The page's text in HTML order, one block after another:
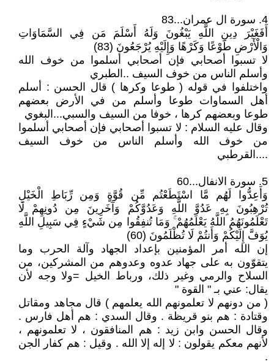
4. سورة ال عمران...83
أَفَغَيْرَ دِينِ اللَّهِ يَبْغُونَ وَلَهُ أَسْلَمَ مَن فِي السَّمَاوَاتِ
وَالْأَرْضِ طَوْعًا وَكَرْهًا وَإِلَيْهِ يُرْجَعُونَ (83)
لا تسبوا أصحابي فإن أصحابي أسلموا من خوف الله
وأسلم الناس من خوف السيف ..الطبري
واختلفوا في قوله ( طوعا وكرها ) قال الحسن : أسلم
أهل السماوات طوعا وأسلم من في الأرض بعضهم
طوعا وبعضهم كرها ، خوفا من السيف والسبي...البغوي
وقال عليه السلام : لا تسبوا أصحابي فإن أصحابي أسلموا
من خوف الله وأسلم الناس من خوف السيف
....القرطبي
5. سورة الانفال...60
وَأَعِدُّوا لَهُم مَّا اسْتَطَعْتُم مِّن قُوَّةٍ وَمِن رِّبَاطِ الْخَيْلِ
تُرْهِبُونَ بِهِ عَدُوَّ اللَّهِ وَعَدُوَّكُمْ وَآخَرِينَ مِن دُونِهِمْ لَا
تَعْلَمُونَهُمُ اللَّهُ يَعْلَمُهُمْ ۚ وَمَا تُنفِقُوا مِن شَيْءٍ فِي سَبِيلِ اللَّهِ
يُوَفَّ إِلَيْكُمْ وَأَنتُمْ لَا تُظْلَمُونَ (60)
إن الله أمر المؤمنين بإعداد الجهاد وآلة الحرب وما
يتقوّون به على جهاد عدوه وعدوهم من المشركين، من
السلاح والرمي وغير ذلك، ورباط الخيل =ولا وجه لأن
يقال: عني بـ " القوة "
( من دونهم لا تعلمونهم الله يعلمهم ) قال مجاهد ومقاتل
وقتادة : هم بنو قريظة . وقال السدي : هم أهل فارس .
وقال الحسن وابن زيد : هم المنافقون ، لا تعلمونهم ،
لأنهم معكم يقولون : لا إله إلا الله . وقيل : هم كفار الجن
.